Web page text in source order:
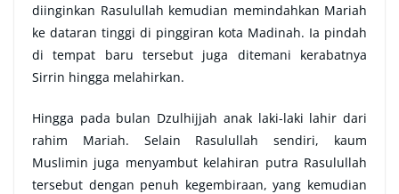
diinginkan Rasulullah kemudian memindahkan Mariah
ke dataran tinggi di pinggiran kota Madinah. Ia pindah
di tempat baru tersebut juga ditemani kerabatnya
Sirrin hingga melahirkan.
Hingga pada bulan Dzulhijjah anak laki-laki lahir dari
rahim Mariah. Selain Rasulullah sendiri, kaum
Muslimin juga menyambut kelahiran putra Rasulullah
tersebut dengan penuh kegembiraan, yang kemudian